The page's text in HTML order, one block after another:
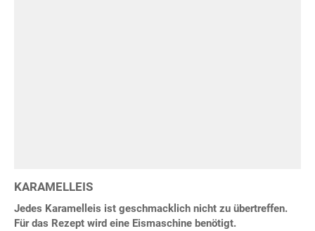
KARAMELLEIS
Jedes Karamelleis ist geschmacklich nicht zu übertreffen.
Für das Rezept wird eine Eismaschine benötigt.